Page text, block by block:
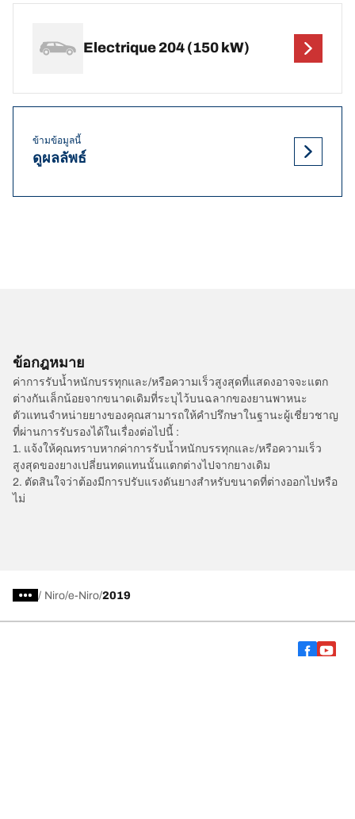
Electrique 204 (150 kW)
ข้ามข้อมูลนี้
ดูผลลัพธ์
ข้อกฎหมาย
ค่าการรับน้ำหนักบรรทุกและ/หรือความเร็วสูงสุดที่แสดงอาจจะแตก
ต่างกันเล็กน้อยจากขนาดเดิมที่ระบุไว้บนฉลากของยานพาหนะ
ตัวแทนจำหน่ายยางของคุณสามารถให้คำปรึกษาในฐานะผู้เชี่ยวชาญ
ที่ผ่านการรับรองได้ในเรื่องต่อไปนี้ :
1. แจ้งให้คุณทราบหากค่าการรับน้ำหนักบรรทุกและ/หรือความเร็ว
สูงสุดของยางเปลี่ยนทดแทนนั้นแตกต่างไปจากยางเดิม
2. ตัดสินใจว่าต้องมีการปรับแรงดันยางสำหรับขนาดที่ต่างออกไปหรือ
ไม่
/ Niro e-Niro 2019